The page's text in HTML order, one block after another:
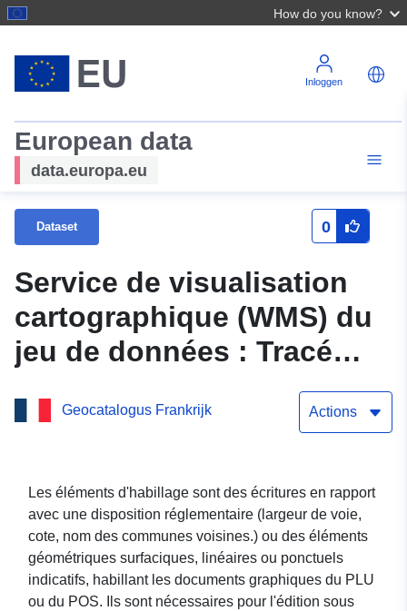
How do you know?
Inloggen
European data
data.europa.eu
Dataset 0
Service de visualisation
cartographique (WMS) du
jeu de données : Tracé
surfacique habillant le
plan d'un document
Geocatalogus Frankrijk Actions
Les éléments d'habillage sont des écritures en rapport
avec une disposition réglementaire (largeur de voie,
cote, nom des communes voisines.) ou des éléments
géométriques surfaciques, linéaires ou ponctuels
indicatifs, habillant les documents graphiques du PLU
ou du POS. Ils sont nécessaires pour l'édition sous